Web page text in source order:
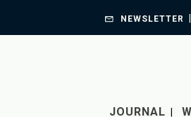
NEWSLETTER
JOURNAL